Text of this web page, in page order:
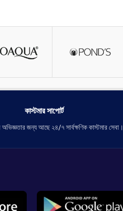
কাস্টমার সাপোর্ট
অভিজ্ঞতার জন্য আছে ২৪/৭ সার্বক্ষণিক কাস্টমার সেবা।